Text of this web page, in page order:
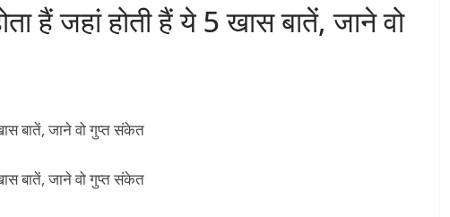
हैं जहां होती हैं ये 5 खास बातें, जाने वो